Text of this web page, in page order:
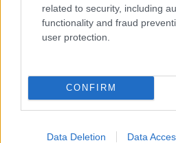
related to security, including
functionality and fraud
user protection.
CONFIRM
Data Deletion Data